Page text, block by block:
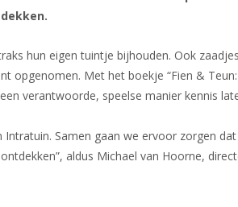
hun eigen tuintje bijhouden. Ook
opgenomen. Met het boekje “Fien &
verantwoorde, speelse manier kennis
Samen gaan we ervoor zorgen dat
aldus Michael van Hoorne,